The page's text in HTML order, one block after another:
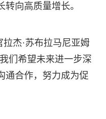
向高质量增长。
杰·苏布拉马尼亚姆
们希望未来进一步深
通合作，努力成为促